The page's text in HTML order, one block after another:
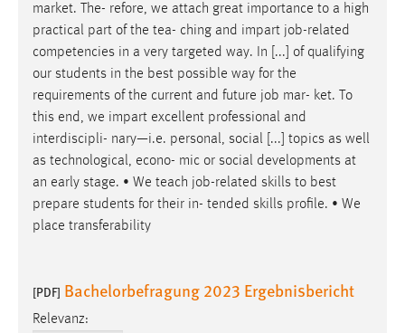
market. The- refore, we attach great importance to a high
practical part of the tea- ching and impart job-related
competencies in a very targeted way. In [...] of qualifying
our students in the best possible way for the
requirements of the current and future job mar- ket. To
this end, we impart excellent professional and
interdiscipli- nary—i.e. personal, social [...] topics as well
as technological, econo- mic or social developments at
an early stage. • We teach job-related skills to best
prepare students for their in- tended skills profile. • We
place transferability
[PDF] Bachelorbefragung 2023 Ergebnisbericht
Relevanz:
5e9dbeb1811c0446 = Sitzungslaufzeit, mibew_locale = 3
Jahre, MIBEW_UserID = 1 Jahr
Login
Name:
fe_user, be_user, be_lastLoginProvider
Zweck:
Dieser Cookie ist notwendig um sich an der Website
einloggen zu können.